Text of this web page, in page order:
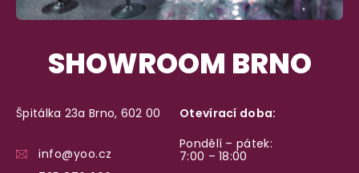
SHOWROOM BRNO
Špitálka 23a Brno, 602 00
info@yoo.cz
Otevírací doba:
Pondělí – pátek:
7:00 – 18:00